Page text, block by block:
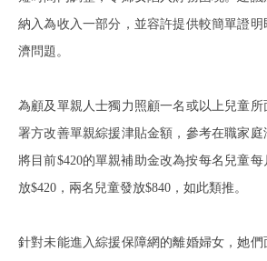
納入為收入一部分，並容許提供較簡單證
濟問題。
為顧及單親人士獨力照顧一名或以上兒童
署方改善單親綜援津貼金額，參考在職家
將目前$420的單親補助金改為按每名兒童
放$420，兩名兒童發放$840，如此類推。
針對未能進入綜援保障網的離婚婦女，她